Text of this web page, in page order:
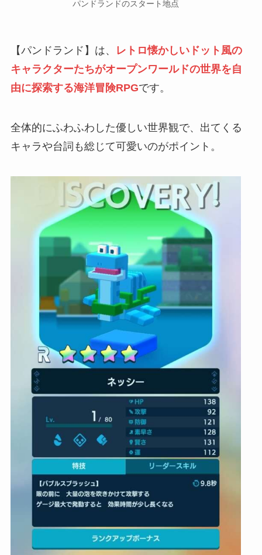
パンドランドのスタート地点
【パンドランド】は、
レトロ懐かしいドット風の
キャラクターたちがオープンワールドの世界を自
由に探索する海洋冒険RPGです。
全体的にふわふわした優しい世界観で、出てくる
キャラや台詞も総じて可愛いのがポイント。